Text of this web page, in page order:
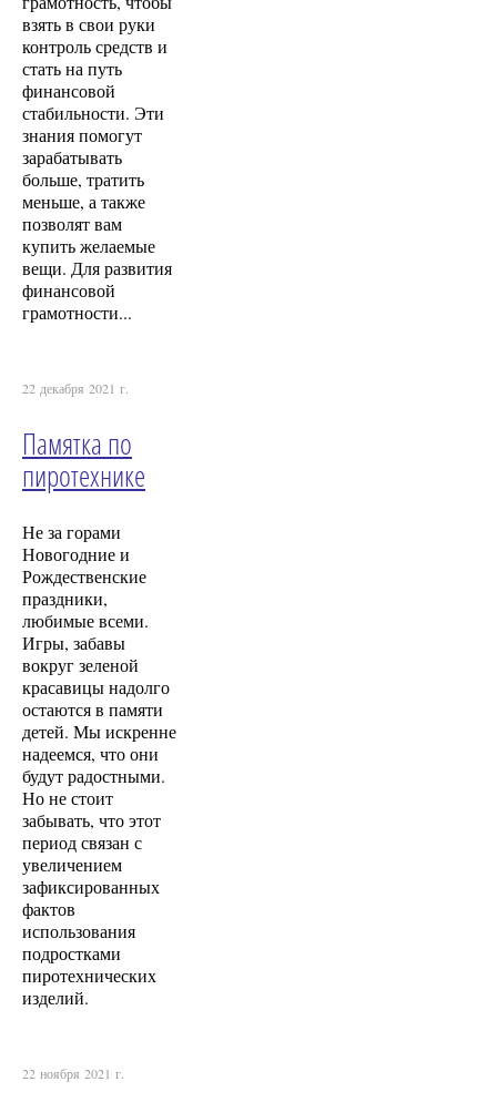
взять в свои руки
контроль средств и
стать на путь
финансовой
стабильности. Эти
знания помогут
зарабатывать
больше, тратить
меньше, а также
позволят вам
купить желаемые
вещи. Для развития
финансовой
грамотности...
22 декабря 2021 г.
Памятка по
пиротехнике
Не за горами
Новогодние и
Рождественские
праздники,
любимые всеми.
Игры, забавы
вокруг зеленой
красавицы надолго
остаются в памяти
детей. Мы искренне
надеемся, что они
будут радостными.
Но не стоит
забывать, что этот
период связан с
увеличением
зафиксированных
фактов
использования
подростками
пиротехнических
изделий.
22 ноября 2021 г.